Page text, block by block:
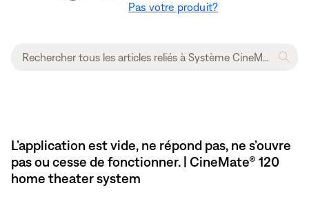
Pas votre produit?
L’application est vide, ne répond pas, ne s’ouvre
pas ou cesse de fonctionner. | CineMate® 120
home theater system